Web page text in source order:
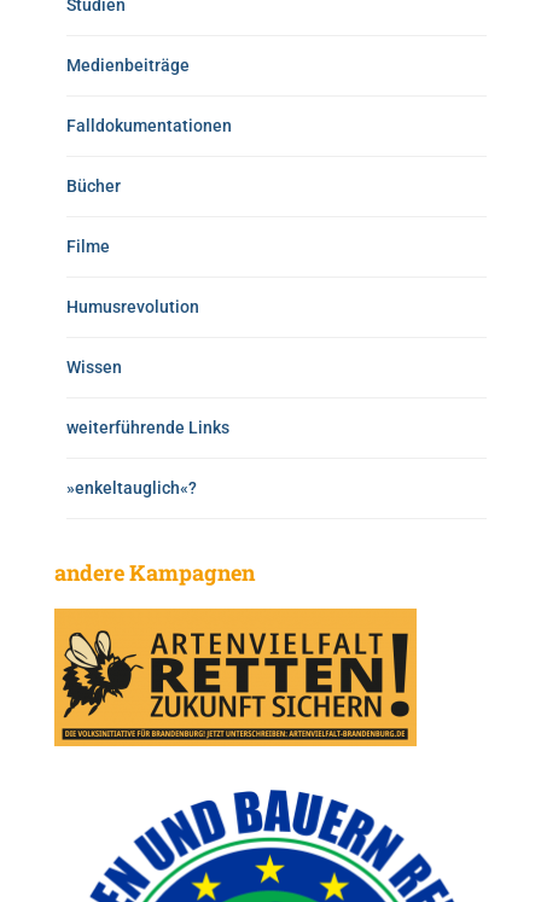
Studien
Medienbeiträge
Falldokumentationen
Bücher
Filme
Humusrevolution
Wissen
weiterführende Links
»enkeltauglich«?
andere Kampagnen